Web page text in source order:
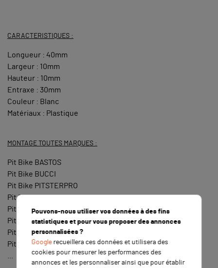
CARACTERISTIQUES :
Longueur : 40mm
Largeur : 10mm
Hauteur : 10mm
Entraxe : 30mm
Couleur : Blanc
Matériaux : Plastique
MONTAGE TOUTES MARQUES :
Pit Bike BASTOS
Pit Bike BUCCI
Pit Bike PITSTERPRO
Pit Bike YCF
Pit Bike WKX
Pit Bike APOLLO
Pit Bike GUNSHOT
Pit Bike CRZ
Pouvons-nous utiliser vos données à des fins
statistiques et pour vous proposer des annonces
personnalisées ?
Googlerecueillera ces données et utilisera des
cookies pour mesurer les performances des
annonces et les personnaliser ainsi que pour établir